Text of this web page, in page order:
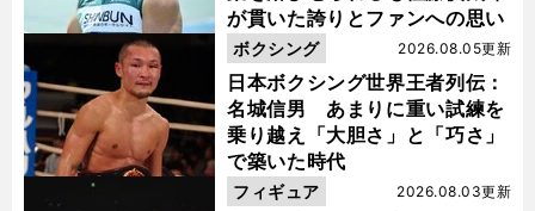
が貫いた誇りとファンへの思い
日本ボクシング世界王者列伝：
名城信男 あまりに重い試練を
乗り越え「大胆さ」と「巧さ」
で築いた時代
2026.08.05更新
ボクシング
2026.08.03更新
フィギュア